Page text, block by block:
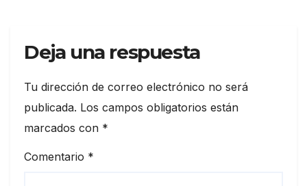
Deja una respuesta
Tu dirección de correo electrónico no será
publicada. Los campos obligatorios están
marcados con *
Comentario *